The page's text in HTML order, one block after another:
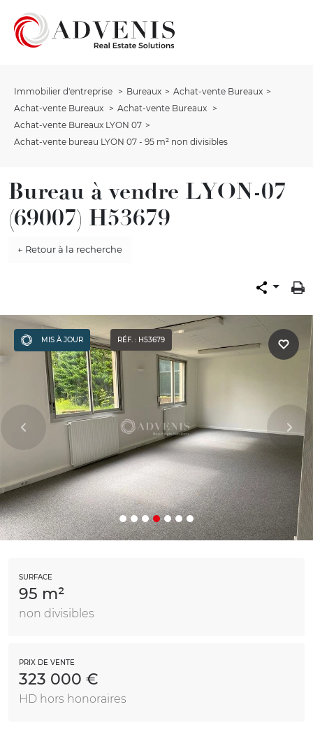
Immobilier d'entreprise Bureaux
Achat-vente Bureaux
Achat-vente Bureaux
Achat-vente Bureaux
Achat-vente Bureaux LYON 07
Achat-vente bureau LYON 07 - 95 m² non divisibles
Bureau à vendre LYON-07
(69007) H53679
← Retour à la recherche
MIS À JOUR RÉF. : H53679
SURFACE
95 m²
non divisibles
PRIX DE VENTE
323 000 €
HD hors honoraires